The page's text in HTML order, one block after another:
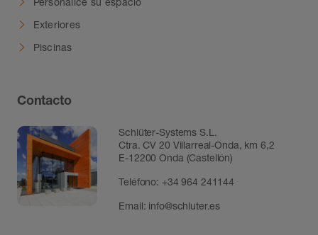
Exteriores
Piscinas
Contacto
Schlüter-Systems S.L.
Ctra. CV 20 Villarreal-Onda, km 6,2
E-12200 Onda (Castellón)
Teléfono: +34 964 241144
Email: info@schluter.es